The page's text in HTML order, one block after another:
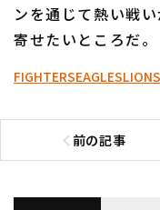
ンを通じて熱い戦
寄せたいところだ。
FIGHTERSEAGLESLIONS
前の記事
前の記事へ